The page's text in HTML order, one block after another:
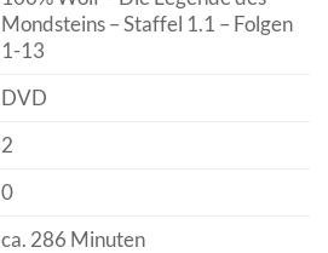
Mondsteins – Staffel 1.1 – Folgen
1-13
DVD
2
0
ca. 286 Minuten